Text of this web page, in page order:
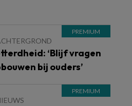
‘Blijf vragen
bij ouders’